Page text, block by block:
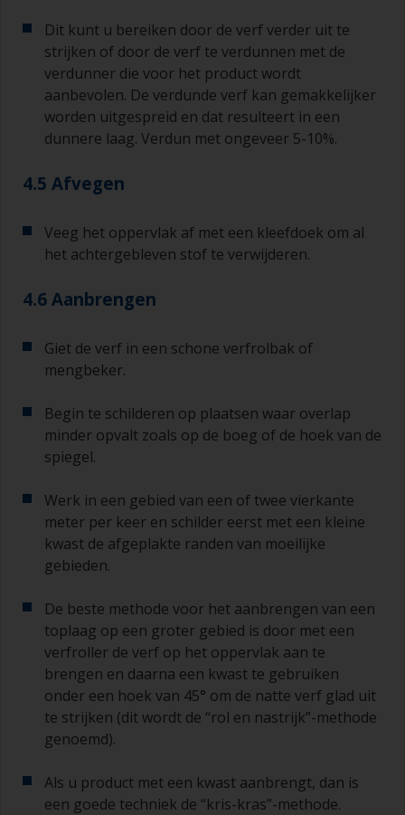
Dit kunt u bereiken door de verf verder uit te
strijken of door de verf te verdunnen met de
verdunner die voor het product wordt
aanbevolen. De verdunde verf kan gemakkelijker
worden uitgespreid en dat resulteert in een
dunnere laag. Verdun met ongeveer 5-10%.
4.5 Afvegen
Veeg het oppervlak af met een kleefdoek om al
het achtergebleven stof te verwijderen.
4.6 Aanbrengen
Giet de verf in een schone verfrolbak of
mengbeker.
Begin te schilderen op plaatsen waar overlap
minder opvalt zoals op de boeg of de hoek van de
spiegel.
Werk in een gebied van een of twee vierkante
meter per keer en schilder eerst met een kleine
kwast de afgeplakte randen van moeilijke
gebieden.
De beste methode voor het aanbrengen van een
toplaag op een groter gebied is door met een
verfroller de verf op het oppervlak aan te
brengen en daarna een kwast te gebruiken
onder een hoek van 45° om de natte verf glad uit
te strijken (dit wordt de “rol en nastrijk”-methode
genoemd).
Als u product met een kwast aanbrengt, dan is
een goede techniek de “kris-kras”-methode.